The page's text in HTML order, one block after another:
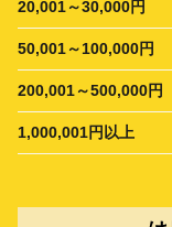
20,001～30,000円
50,001～100,000円
200,001～500,000円
1,000,001円以上